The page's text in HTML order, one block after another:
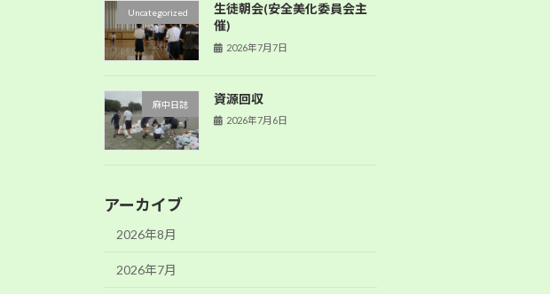
Uncategorized
生徒朝会(安全美化委員会主
催)
2026年7月7日
麻中日誌 資源回収
2026年7月6日
アーカイブ
2026年8月
2026年7月